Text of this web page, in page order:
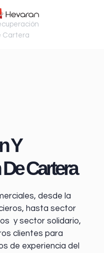
Cartera
Y
Cartera
desde la
, hasta sector
y sector solidario,
clientes para
de experiencia del